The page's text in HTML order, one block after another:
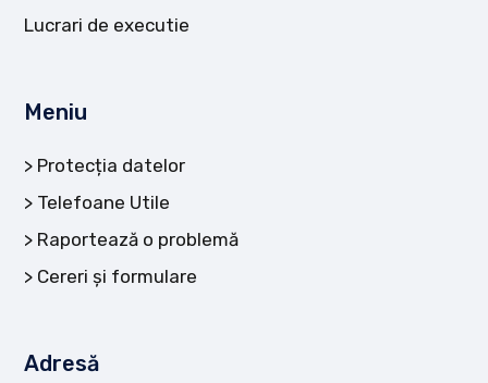
Lucrari de executie
Meniu
Protecția datelor
Telefoane Utile
Raportează o problemă
Cereri și formulare
Adresă